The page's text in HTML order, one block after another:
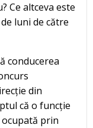
Ce altceva este
luni de către
conducerea
din
că o funcție
prin